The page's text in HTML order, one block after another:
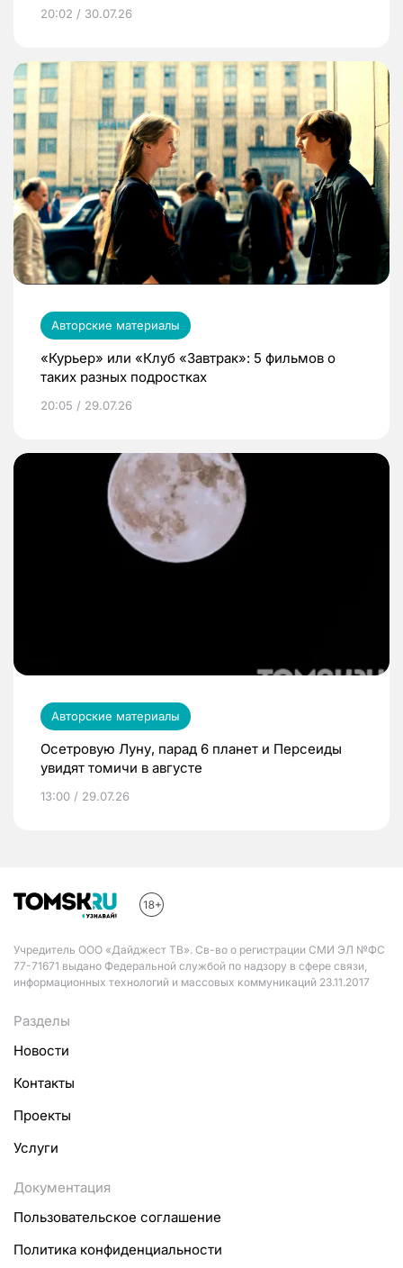
20:02 / 30.07.26
Авторские материалы
«Курьер» или «Клуб «Завтрак»: 5 фильмов о
таких разных подростках
20:05 / 29.07.26
Авторские материалы
Осетровую Луну, парад 6 планет и Персеиды
увидят томичи в августе
13:00 / 29.07.26
Учредитель ООО «Дайджест ТВ». Св-во о регистрации СМИ ЭЛ №ФС
77-71671 выдано Федеральной службой по надзору в сфере связи,
информационных технологий и массовых коммуникаций 23.11.2017
Разделы
Новости
Контакты
Проекты
Услуги
Документация
Пользовательское соглашение
Политика конфиденциальности